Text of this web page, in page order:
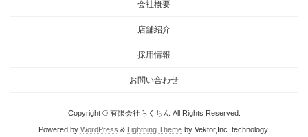
会社概要
店舗紹介
採用情報
お問い合わせ
Copyright © 有限会社らくちん All Rights Reserved.
Powered by WordPress & Lightning Theme by Vektor,Inc. technology.